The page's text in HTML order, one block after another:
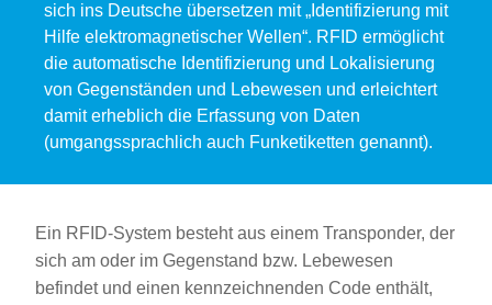
sich ins Deutsche übersetzen mit „Identifizierung mit
Hilfe elektromagnetischer Wellen“. RFID ermöglicht
die automatische Identifizierung und Lokalisierung
von Gegenständen und Lebewesen und erleichtert
damit erheblich die Erfassung von Daten
(umgangssprachlich auch Funketiketten genannt).
Ein RFID-System besteht aus einem Transponder, der
sich am oder im Gegenstand bzw. Lebewesen
befindet und einen kennzeichnenden Code enthält,